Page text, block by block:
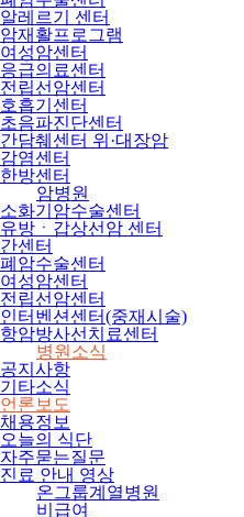
알레르기 센터
암재활프로그램
여성암센터
응급의료센터
전립선암센터
호흡기센터
초음파진단센터
간담췌센터 위·대장암
감염센터
한방센터
암병원
소화기암수술센터
유방ㆍ갑상선암 센터
간센터
폐암수술센터
여성암센터
전립선암센터
인터벤션센터(중재시술)
항암방사선치료센터
병원소식
공지사항
기타소식
언론보도
채용정보
오늘의 식단
자주묻는질문
진료 안내 영상
온그룹계열병원
비급여